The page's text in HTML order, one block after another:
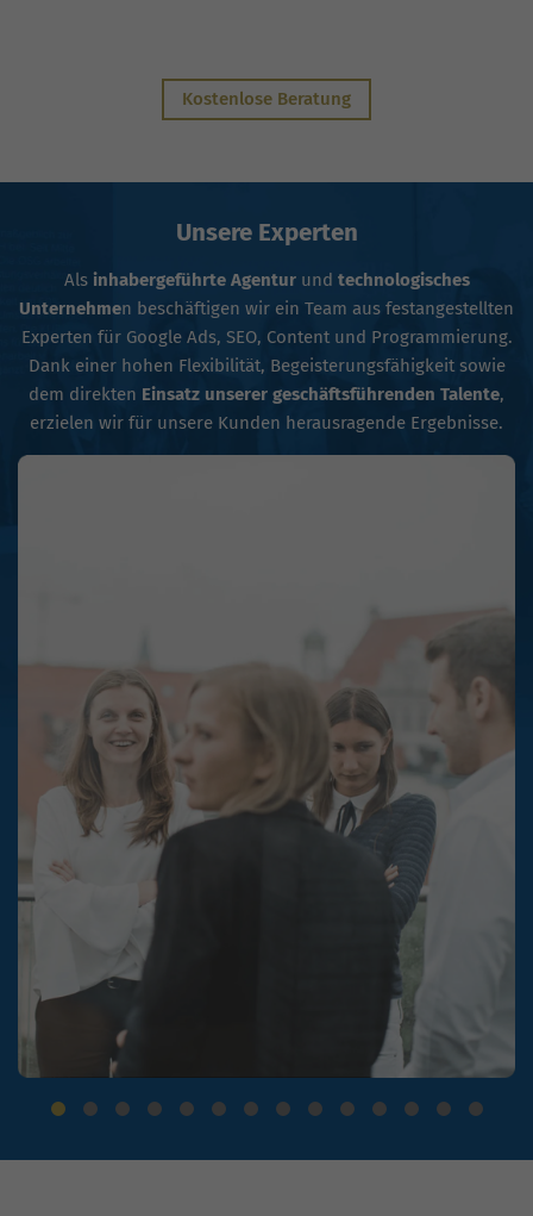
Kostenlose Beratung
Unsere Experten
Alsinhabergeführte Agenturund technologisches
Unternehmen beschäftigen wir ein Team aus festangestellten
Experten für Google Ads, SEO, Content und Programmierung.
Dank einer hohen Flexibilität, Begeisterungsfähigkeit sowie
dem direkten Einsatz unserer geschäftsführenden Talente,
erzielen wir für unsere Kunden herausragende Ergebnisse.